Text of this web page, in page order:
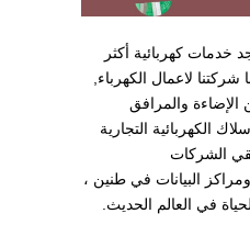
خدمات كهربائية أكثر
لاعمال الكهرباء,
الإضاءة والمرافق
الكهربائية التجارية
الشركات
البيانات في طنين ،
في العالم الحديث.